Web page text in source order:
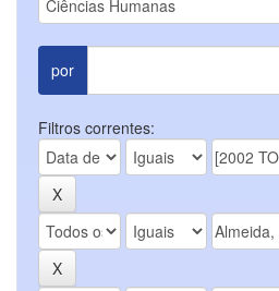
por
Filtros correntes: